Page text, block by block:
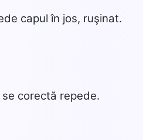
capul în jos, ruşinat.
corectă repede.